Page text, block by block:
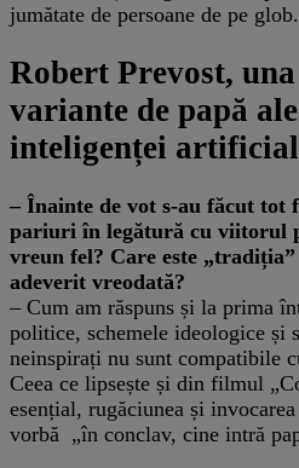
jumătate de persoane de pe glob.
Robert Prevost,
variante de papă
inteligenței
– Înainte de vot s-au făcut tot
pariuri în legătură cu viitorul
vreun fel? Care este
adeverit vreodată?
– Cum am răspuns și la prima
politice, schemele ideologice și
neinspirați nu sunt compatibile
Ceea ce lipsește și din filmul
esențial, rugăciunea și
vorbă „în conclav, cine intră